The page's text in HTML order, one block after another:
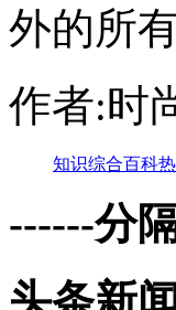
外的所
作者:时
知识综合百科
------分